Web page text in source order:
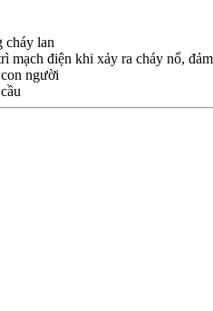
cháy lan
điện khi xảy ra cháy nổ,
người